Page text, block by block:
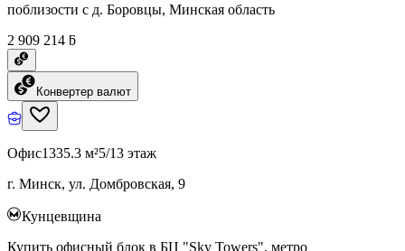
поблизости с д. Боровцы, Минская область
2 909 214 ƃ
Конвертер валют
Офис1335.3 м²5/13 этаж
г. Минск, ул. Домбровская, 9
Кунцевщина
Купить офисный блок в БЦ "Sky Towers", метро